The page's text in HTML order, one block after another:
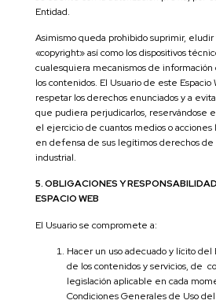
Entidad.
Asimismo queda prohibido suprimir,
«copyright» así como los dispositivos
cualesquiera mecanismos de
los contenidos. El Usuario de este
respetar los derechos enunciados y a
que pudiera perjudicarlos, reservándose
el ejercicio de cuantos medios o
en defensa de sus legítimos derechos
industrial.
5. OBLIGACIONES Y
ESPACIO WEB
El Usuario se compromete a:
Hacer un uso adecuado y lícito del
de los contenidos y servicios, de
legislación aplicable en cada
Condiciones Generales de Uso